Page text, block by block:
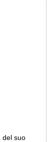
del suo